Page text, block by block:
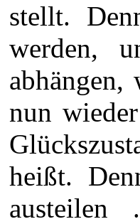
stellt.
werden,
nun
heißt.